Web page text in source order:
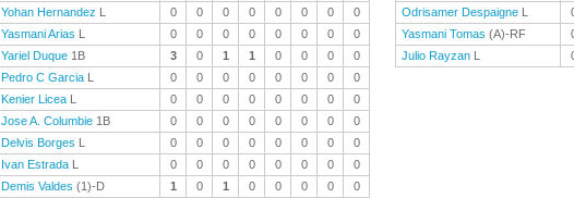
Yohan Hernandez L 0 0 0 0 0 0 0
0
Yasmani Arias L 0 0 0 0 0 0 0
0
Yariel Duque 1B 3 0 1 1 0 0 0
0
Pedro C Garcia L 0 0 0 0 0 0 0
0
Kenier Licea L 0 0 0 0 0 0 0
0
Jose A. Columbie 1B 0 0 0 0 0 0 0
0
Delvis Borges L 0 0 0 0 0 0 0
0
Ivan Estrada L 0 0 0 0 0 0 0
0
Demis Valdes (1)-D 1 0 1 0 0 0 0 0
Odrisamer Despaigne L
Yasmani Tomas (A)-RF
Julio Rayzan L